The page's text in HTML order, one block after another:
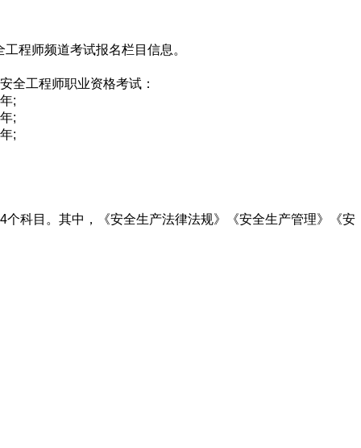
程师频道考试报名栏目信息。
全工程师职业资格考试：
;
;
;
科目。其中，《安全生产法律法规》《安全生产管理》《安